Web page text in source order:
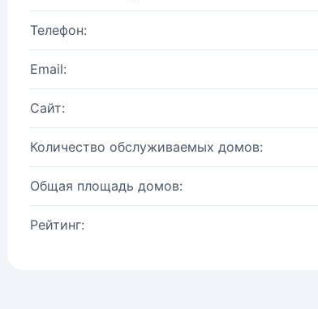
Телефон:
Email:
Сайт:
Количество обслуживаемых домов:
Общая площадь домов:
Рейтинг: